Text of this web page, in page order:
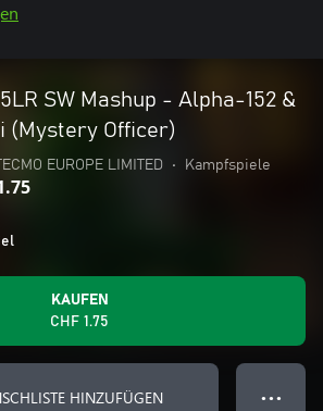
SW Mashup - Alpha-152 &
(Mystery Officer)
EUROPE LIMITED • Kampfspiele
KAUFEN
CHF 1.75
HINZUFÜGEN ● ● ●